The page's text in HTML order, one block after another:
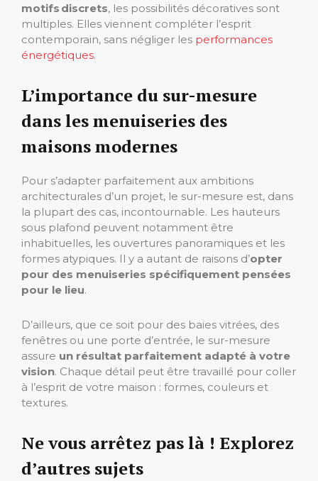
motifs discrets, les possibilités décoratives sont
multiples. Elles viennent compléter l’esprit
contemporain, sans négliger les performances
énergétiques.
L’importance du sur-mesure
dans les menuiseries des
maisons modernes
Pour s’adapter parfaitement aux ambitions
architecturales d’un projet, le sur-mesure est, dans
la plupart des cas, incontournable. Les hauteurs
sous plafond peuvent notamment être
inhabituelles, les ouvertures panoramiques et les
formes atypiques. Il y a autant de raisons d’opter
pour des menuiseries spécifiquement pensées
pour le lieu.
D’ailleurs, que ce soit pour des baies vitrées, des
fenêtres ou une porte d’entrée, le sur-mesure
assure un résultat parfaitement adapté à votre
vision. Chaque détail peut être travaillé pour coller
à l’esprit de votre maison : formes, couleurs et
textures.
Ne vous arrêtez pas là ! Explorez
d’autres sujets